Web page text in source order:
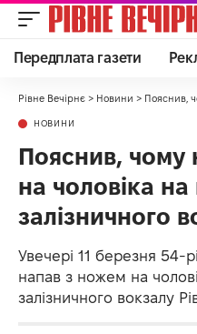
Передплата газети
Рівне Вечірнє > Новини > Пояснив, чому
НОВИНИ
Пояснив, чому
на чоловіка на
залізничного
Увечері 11 березня 54-
напав з ножем на
залізничного вокзалу